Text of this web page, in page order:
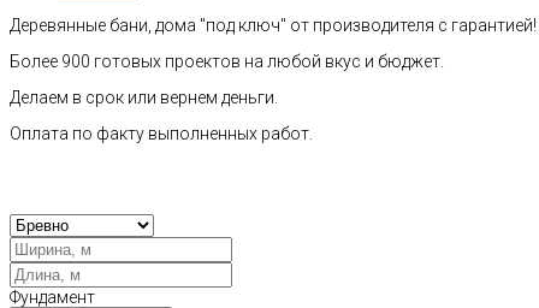
Деревянные бани, дома "под ключ" от производителя с гарантией!
Более 900 готовых проектов на любой вкус и бюджет.
Делаем в срок или вернем деньги.
Оплата по факту выполненных работ.
Фундамент